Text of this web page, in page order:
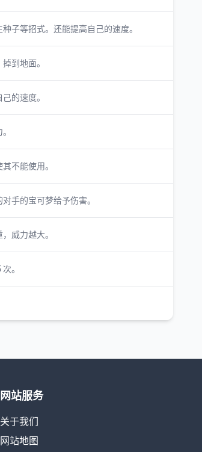
子等招式。还能提高自己的速度。
到地面。
的速度。
不能使用。
手的宝可梦给予伤害。
威力越大。
。
网站服务
关于我们
网站地图